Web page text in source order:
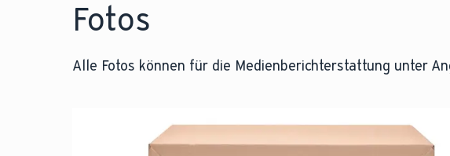
Fotos
Alle Fotos können für die Medienberichterstattung unter